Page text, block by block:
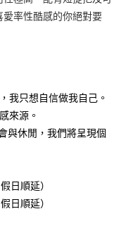
支付方式。 讓您購物簡單
轉至「AFTEE先享後付」
連結，可透過四大超商／
易完成。
若您需要取消訂單，請聯絡
有效，需透過AFTEE先享
請聯繫「AFTEE先享後付
率性酷感的你絕對要
我只想自信做我自己。
來源。
與休閒，我們將呈現個
日順延）
日順延）